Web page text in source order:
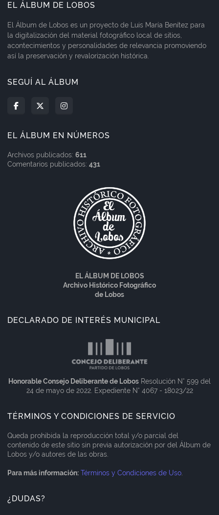
EL ÁLBUM DE LOBOS
El Álbum de Lobos es un proyecto de Luis María Benítez para
la digitalización del material fotográfico local de sitios,
acontecimientos y personalidades de relevancia promoviendo
así la preservación y revalorización histórica.
SEGUÍ AL ÁLBUM
EL ÁLBUM EN NÚMEROS
Archivos publicados: 611
Comentarios publicados: 431
EL ÁLBUM DE LOBOS
Archivo Histórico Fotográfico
de Lobos
DECLARADO DE INTERÉS MUNICIPAL
Honorable Consejo Deliberante de Lobos Resolución N° 599 del
24 de mayo de 2022. Expediente N° 4067 - 18023/22
TÉRMINOS Y CONDICIONES DE SERVICIO
Queda prohibida la reproducción total y/o parcial del
contenido de este sitio sin previa autorización por del Álbum de
Lobos y/o autores de las obras.
Para más información: Términos y Condiciones de Uso.
¿DUDAS?